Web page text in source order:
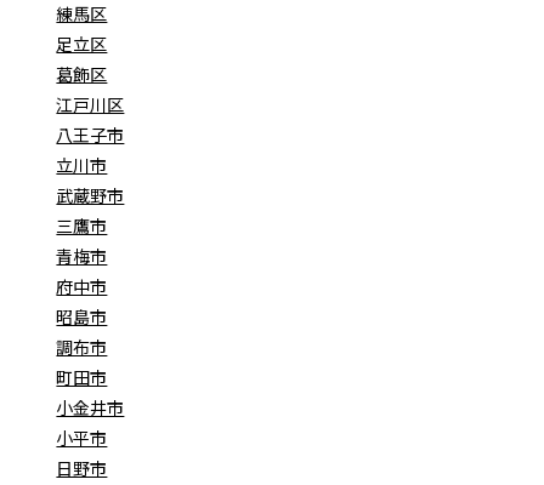
練馬区
足立区
葛飾区
江戸川区
八王子市
立川市
武蔵野市
三鷹市
青梅市
府中市
昭島市
調布市
町田市
小金井市
小平市
日野市